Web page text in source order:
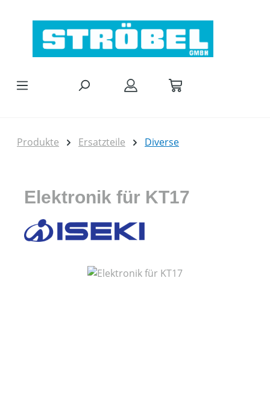
Produkte Ersatzteile Diverse
Elektronik für KT17
Bildergalerie überspringen